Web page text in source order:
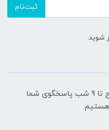
ثبت‌نام
شوید
هفت روز هفته ،از ساعت 9 صبح تا 9 شب پاسخگوی شما
هستیم